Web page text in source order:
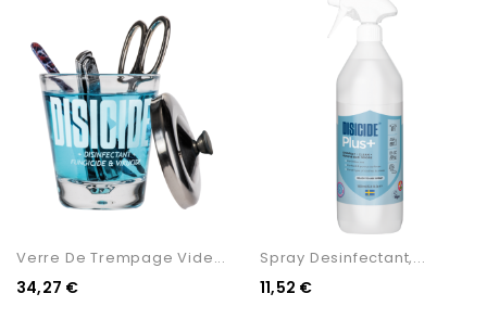
Verre De Trempage Vide...
34,27 €
Spray Desinfectant,...
11,52 €